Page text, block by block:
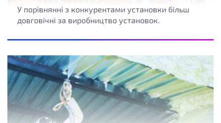
У порівнянні з конкурентами установки більш
довговічні за виробництво установок.